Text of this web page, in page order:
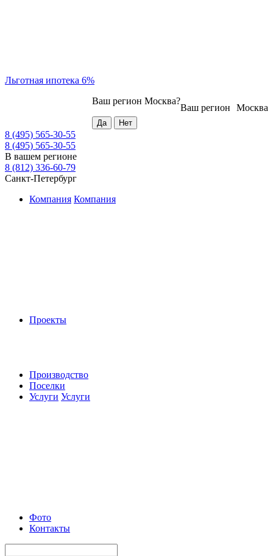
Льготная ипотека 6%
Москва
Ваш регион
Ваш регион Москва?
8 (495) 565-30-55
8 (495) 565-30-55
В вашем регионе
8 (812) 336-60-79
Санкт-Петербург
Компания Компания
Проекты
Производство
Поселки
Услуги Услуги
Фото
Контакты